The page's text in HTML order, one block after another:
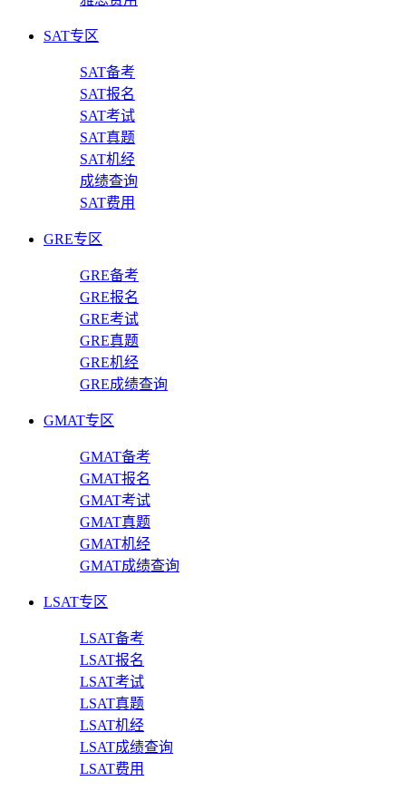
SAT专区
SAT备考
SAT报名
SAT考试
SAT真题
SAT机经
成绩查询
SAT费用
GRE专区
GRE备考
GRE报名
GRE考试
GRE真题
GRE机经
GRE成绩查询
GMAT专区
GMAT备考
GMAT报名
GMAT考试
GMAT真题
GMAT机经
GMAT成绩查询
LSAT专区
LSAT备考
LSAT报名
LSAT考试
LSAT真题
LSAT机经
LSAT成绩查询
LSAT费用